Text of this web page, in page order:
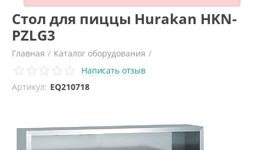
Стол для пиццы Hurakan HKN-
PZLG3
Главная / Каталог оборудования /
Оборудование для производства пиццы
Столы для пиццы /
Написать отзыв
Артикул: EQ210718